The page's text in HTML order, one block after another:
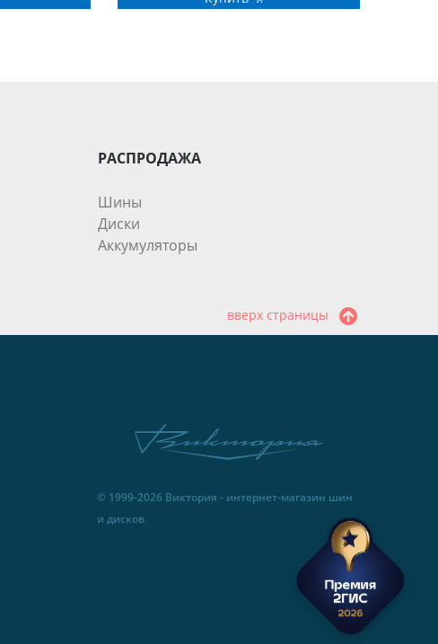
РАСПРОДАЖА
Шины
Диски
Аккумуляторы
вверх страницы
© 1999-2026 Виктория - интернет-магазин шин
и дисков